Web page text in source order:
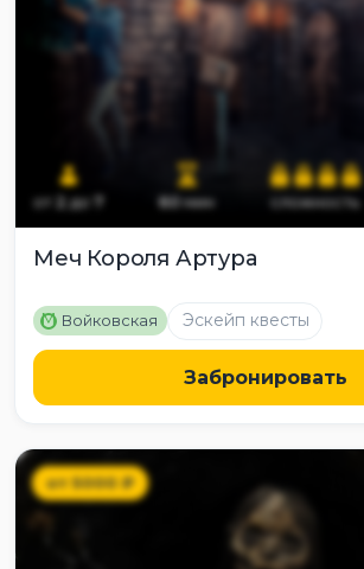
от 2до 7 60мин сложность
Меч Короля Артура
M Войковская Эскейп квесты
Забронировать
от5000₽